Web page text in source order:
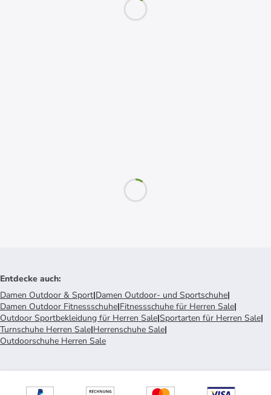
Entdecke auch:
Damen Outdoor & Sport|Damen Outdoor- und Sportschuhe|
Damen Outdoor Fitnessschuhe|Fitnessschuhe für Herren Sale|
Outdoor Sportbekleidung für Herren Sale|Sportarten für Herren Sale|
Turnschuhe Herren Sale|Herrenschuhe Sale|
Outdoorschuhe Herren Sale